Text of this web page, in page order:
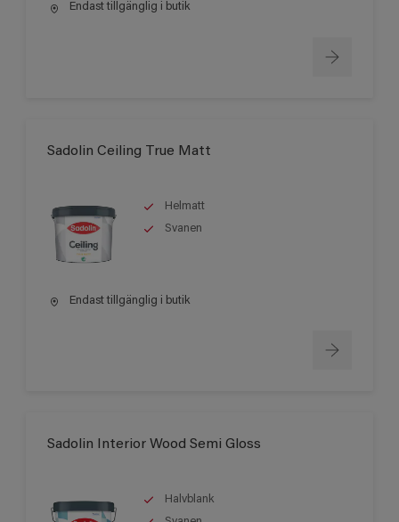
Endast tillgänglig i butik
Sadolin Ceiling True Matt
Helmatt
Svanen
Endast tillgänglig i butik
Sadolin Interior Wood Semi Gloss
Halvblank